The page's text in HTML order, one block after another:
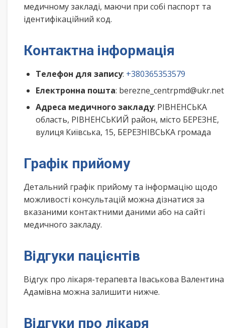
медичному закладі, маючи при собі паспорт та
ідентифікаційний код.
Контактна інформація
Телефон для запису: +380365353579
Електронна пошта: berezne_centrpmd@ukr.net
Адреса медичного закладу: РІВНЕНСЬКА
область, РІВНЕНСЬКИЙ район, місто БЕРЕЗНЕ,
вулиця Київська, 15, БЕРЕЗНІВСЬКА громада
Графік прийому
Детальний графік прийому та інформацію щодо
можливості консультацій можна дізнатися за
вказаними контактними даними або на сайті
медичного закладу.
Відгуки пацієнтів
Відгук про лікаря-терапевта Іваськова Валентина
Адамівна можна залишити нижче.
Відгуки про лікаря